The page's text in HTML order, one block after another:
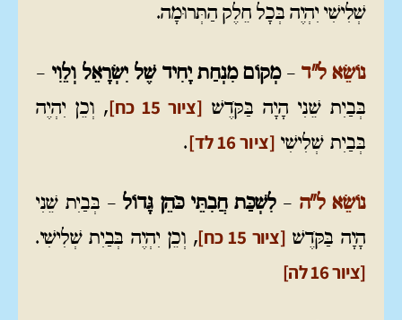
שְׁלִישִׁי יִהְיֶה בְּכָל חֵלֶק הַתְּרוּמָה.
נוֹשֵׂא ל"ד –מְקוֹם מִנְחַת יָחִיד שֶׁל יִשְׂרָאֵל וְלֵוִי –
בְּבַיִת שֵׁנִי הָיָה בַּקֹּדֶשׁ [ציור 15 כח]
, וְכֵן יִהְיֶה
בְּבַיִת שְׁלִישִׁי [ציור 16 לד] .
נוֹשֵׂא ל"ה –לִשְׁכַּת חֲבִתֵּי כֹּהֵן גָּדוֹל– בְּבַיִת שֵׁנִי
הָיָה בַּקֹּדֶשׁ [ציור 15 כח] , וְכֵן יִהְיֶה בְּבַיִת שְׁלִישִׁי.
[ציור 16 לה]